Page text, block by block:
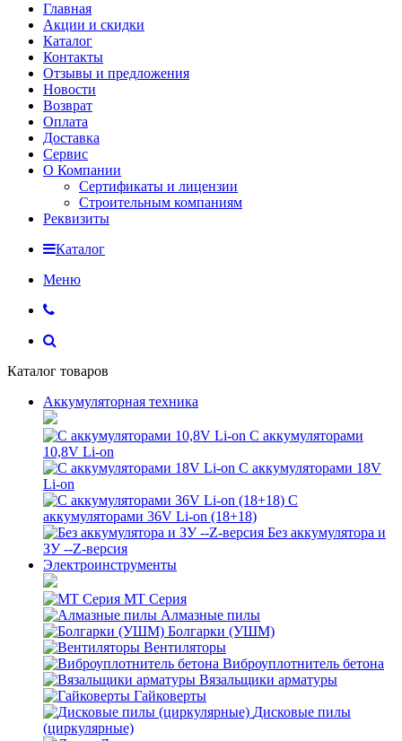
Главная
Акции и скидки
Каталог
Контакты
Отзывы и предложения
Новости
Возврат
Оплата
Доставка
Сервис
О Компании
Сертификаты и лицензии
Строительным компаниям
Реквизиты
Каталог
Меню
Каталог товаров
Аккумуляторная техника
С аккумуляторами
10,8V Li-on
С аккумуляторами 18V
Li-on
С
аккумуляторами 36V Li-on (18+18)
Без аккумулятора и
ЗУ --Z-версия
Электроинструменты
MT Серия
Алмазные пилы
Болгарки (УШМ)
Вентиляторы
Виброуплотнитель бетона
Вязальщики арматуры
Гайковерты
Дисковые пилы
(циркулярные)